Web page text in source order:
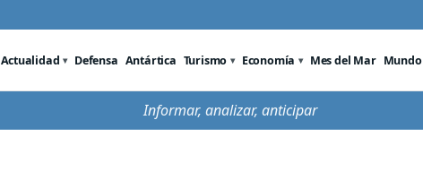
Actualidad Defensa Antártica Turismo Economía Mes del Mar Mundo
Informar, analizar, anticipar